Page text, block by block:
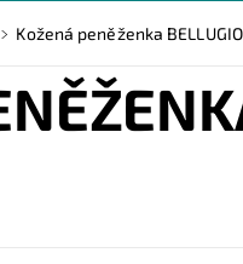
NAPIŠTE NÁM
Kožená peněženka